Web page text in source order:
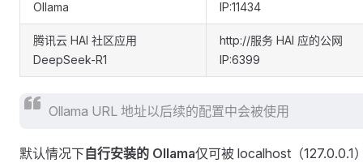
Ollama
IP:11434
腾讯云 HAI 社区应用
DeepSeek-R1
http://服务 HAI 应的公网
IP:6399
Ollama URL 地址以后续的配置中会被使用
默认情况下自行安装的 Ollama仅可被 localhost（127.0.0.1